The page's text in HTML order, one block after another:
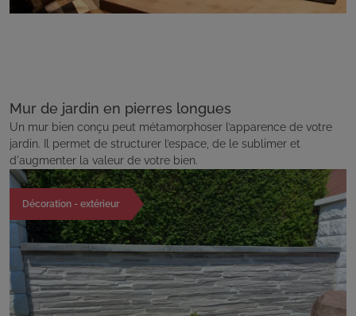
Mur de jardin en pierres longues
Un mur bien conçu peut métamorphoser l’apparence de votre
jardin. Il permet de structurer l’espace, de le sublimer et
d'augmenter la valeur de votre bien.
Décoration - extérieur